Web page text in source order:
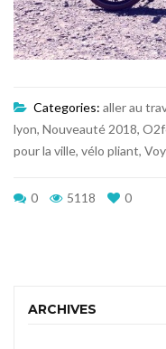
Categories: aller au
lyon, Nouveauté 2018,
pour la ville, vélo pliant,
0 5118 0
ARCHIVES